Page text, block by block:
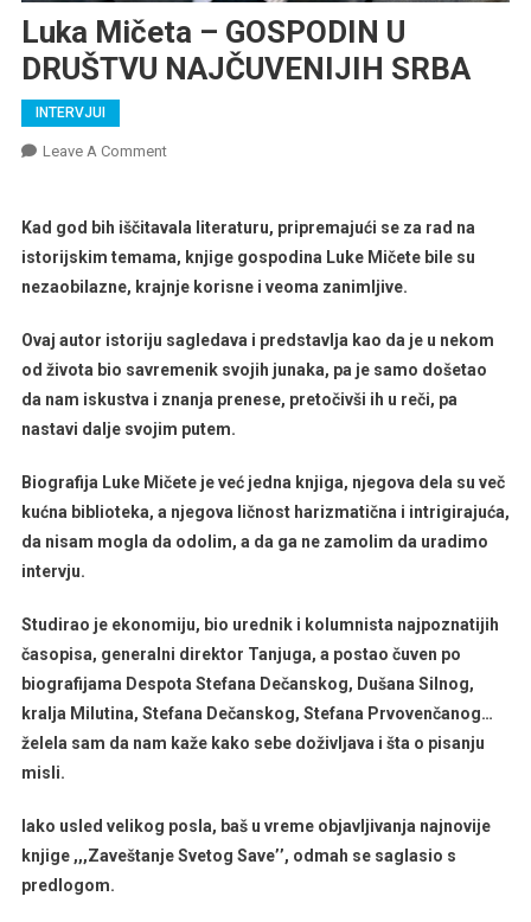
Luka Mičeta – GOSPODIN U
DRUŠTVU NAJČUVENIJIH SRBA
INTERVJUI
Leave A CommentOn
–
GOSPODIN
U
NAJČUVENIJIH
SRBA
Kad god bih iščitavala literaturu, pripremajući se za rad na
istorijskim temama, knjige gospodina Luke Mičete bile su
nezaobilazne, krajnje korisne i veoma zanimljive.
Ovaj autor istoriju sagledava i predstavlja kao da je u nekom
od života bio savremenik svojih junaka, pa je samo došetao
da nam iskustva i znanja prenese, pretočivši ih u reči, pa
nastavi dalje svojim putem.
Biografija Luke Mičete je već jedna knjiga, njegova dela su več
kućna biblioteka, a njegova ličnost harizmatična i intrigirajuća,
da nisam mogla da odolim, a da ga ne zamolim da uradimo
intervju.
Studirao je ekonomiju, bio urednik i kolumnista najpoznatijih
časopisa, generalni direktor Tanjuga, a postao čuven po
biografijama Despota Stefana Dečanskog, Dušana Silnog,
kralja Milutina, Stefana Dečanskog, Stefana Prvovenčanog…
želela sam da nam kaže kako sebe doživljava i šta o pisanju
misli.
Iako usled velikog posla, baš u vreme objavljivanja najnovije
knjige ,,,Zaveštanje Svetog Save’’, odmah se saglasio s
predlogom.